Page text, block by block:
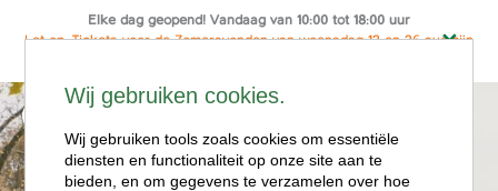
Elke dag geopend! Vandaag van 10:00 tot 18:00 uur
Let op: Tickets voor de Zomeravonden van woensdag 12 en 26 aug zijn
Ga
naar
de
inhoud
Wij gebruiken cookies.
Wij gebruiken tools zoals cookies om essentiële
diensten en functionaliteit op onze site aan te
bieden, en om gegevens te verzamelen over hoe